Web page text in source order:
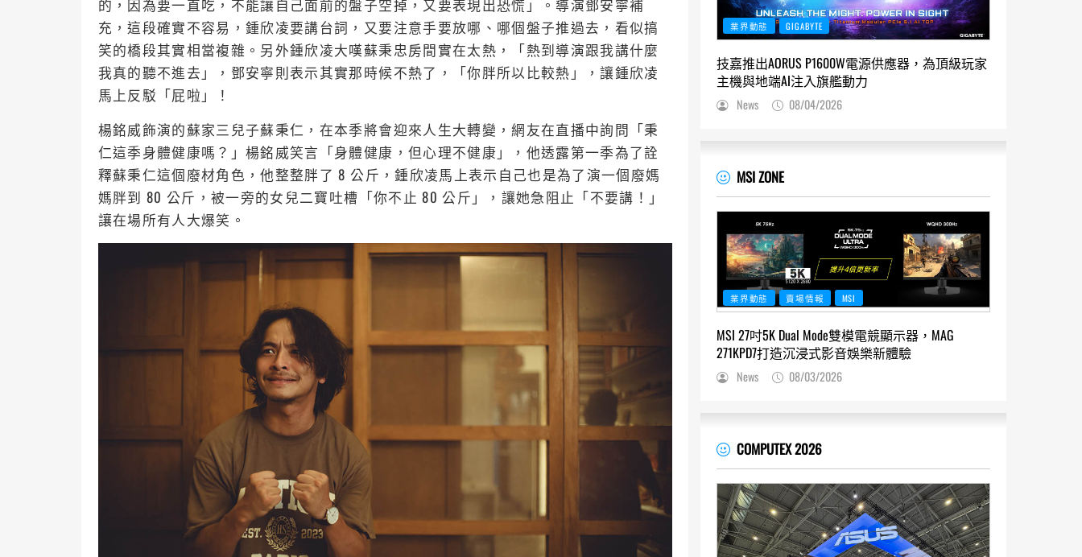
的，因為要一直吃，不能讓自己面前的盤子空掉，又要表現出恐慌」。導演鄧安寧補
充，這段確實不容易，鍾欣凌要講台詞，又要注意手要放哪、哪個盤子推過去，看似搞
笑的橋段其實相當複雜。另外鍾欣凌大嘆蘇秉忠房間實在太熱，「熱到導演跟我講什麼
我真的聽不進去」，鄧安寧則表示其實那時候不熱了，「你胖所以比較熱」，讓鍾欣凌
馬上反駁「屁啦」！
楊銘威飾演的蘇家三兒子蘇秉仁，在本季將會迎來人生大轉變，網友在直播中詢問「秉
仁這季身體健康嗎？」楊銘威笑言「身體健康，但心理不健康」，他透露第一季為了詮
釋蘇秉仁這個廢材角色，他整整胖了 8 公斤，鍾欣凌馬上表示自己也是為了演一個廢媽
媽胖到 80 公斤，被一旁的女兒二寶吐槽「你不止 80 公斤」，讓她急阻止「不要講！」
讓在場所有人大爆笑。
業界動態 GIGABYTE
技嘉推出AORUS P1600W電源供應器，為頂級玩家
主機與地端AI注入旗艦動力
News 08/04/2026
MSI ZONE
業界動態 賣場情報 MSI
MSI 27吋5K Dual Mode雙模電競顯示器，MAG
271KPD7打造沉浸式影音娛樂新體驗
News 08/03/2026
COMPUTEX 2026